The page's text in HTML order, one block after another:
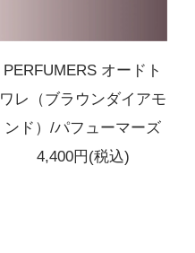
PERFUMERS オードト
ワレ（ブラウンダイアモ
ンド）/パフューマーズ
4,400円(税込)